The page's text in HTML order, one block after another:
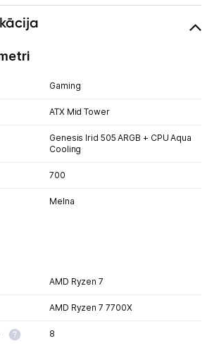
Gaming
ATX Mid Tower
Genesis Irid 505 ARGB + CPU Aqua
Cooling
700
Melna
AMD Ryzen 7
AMD Ryzen 7 7700X
8